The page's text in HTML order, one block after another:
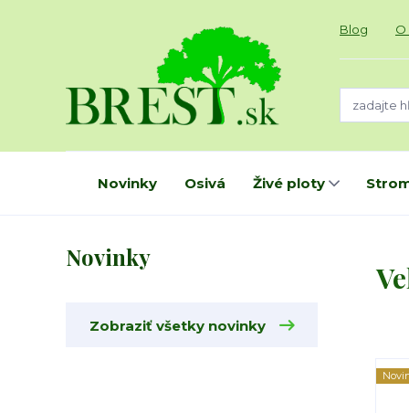
Blog O
Novinky Osivá Živé ploty
Novinky
Zobraziť všetky novinky